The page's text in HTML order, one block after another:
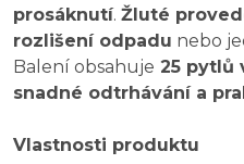
prosáknutí. Žluté
rozlišení odpadu nebo
Balení obsahuje 25 pytlů
snadné odtrhávání a
Vlastnosti produktu